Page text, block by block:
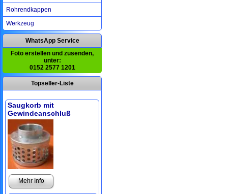
Rohrendkappen
Werkzeug
WhatsApp Service
Foto erstellen und zusenden,
unter:
0152 2577 1201
Topseller-Liste
Saugkorb mit
Gewindeanschluß
Mehr Info